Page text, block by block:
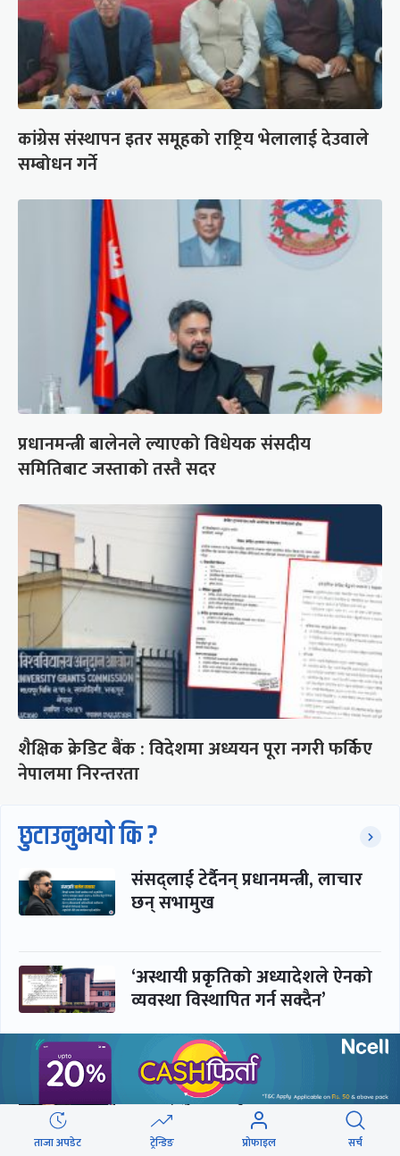
कांग्रेस संस्थापन इतर समूहको राष्ट्रिय भेलालाई देउवाले
सम्बोधन गर्ने
प्रधानमन्त्री बालेनले ल्याएको विधेयक संसदीय
समितिबाट जस्ताको तस्तै सदर
शैक्षिक क्रेडिट बैंक : विदेशमा अध्ययन पूरा नगरी फर्किए
नेपालमा निरन्तरता
छुटाउनुभयो कि ?
संसद्लाई टेर्दैनन् प्रधानमन्त्री, लाचार
छन् सभामुख
‘अस्थायी प्रकृतिको अध्यादेशले ऐनको
व्यवस्था विस्थापित गर्न सक्दैन’
सरकार-प्रसाईं लुकामारी : छिनमै
पक्राउ, तुरुन्तै रिहा
ताजा अपडेट ट्रेन्डिङ प्रोफाइल सर्च